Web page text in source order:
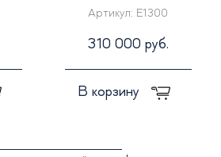
Артикул: E1300
310 000 руб.
В корзину